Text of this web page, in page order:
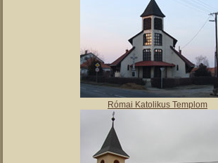
Vajai Művelődési ház és könyvtár
Vajai Református Templom